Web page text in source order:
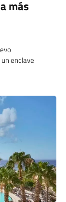
más
enclave